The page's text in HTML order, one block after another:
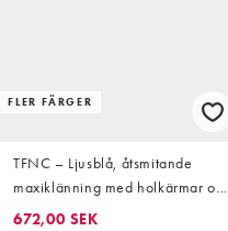
FLER FÄRGER
TFNC – Ljusblå, åtsmitande
maxiklänning med holkärmar och
rynkning i sidan
672,00 SEK